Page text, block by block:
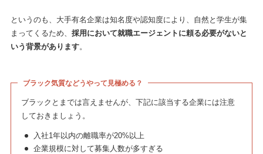
というのも、大手有名企業は知名度や認知度により、自然と学生が集
まってくるため、 採用において就職エージェントに頼る必要がないと
いう背景があります。
ブラック気質などうやって見極める？
ブラックとまでは言えませんが、下記に該当する企業には注意
しておきましょう。
入社1年以内の離職率が20%以上
企業規模に対して募集人数が多すぎる